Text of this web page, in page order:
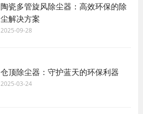
陶瓷多管旋风除尘器：高效环保的除
尘解决方案
2025-09-28
仓顶除尘器：守护蓝天的环保利器
2025-03-24